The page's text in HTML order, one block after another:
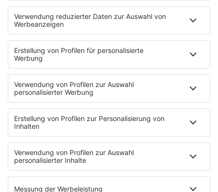
PODCASTS
Zufall: Wenn ein Moment alles verändert
Küsten-Köppe mit Frank Bremser
Blaulicht. Der Helfer-Podcast
Neues von der Märchenküste
Störche-Schnack. Der Holstein Kiel-Podcast
Politik verstehen... Der R.SH-Podcast mit Carsten Kock!
Jahrhundertgeschichten
Die R.SH Gemeindesongs
Der R.SH Telefonschreck
Familienfuchs: Der Erziehungspodcast
Schlank und Gesund mit Patric Heizmann
Brave & One: Der Beziehungs-Podcast
ShoreTime: Der Küstenschnack
Der Barbara Schöneberger-Podcast: Mit den Waffeln
einer Frau